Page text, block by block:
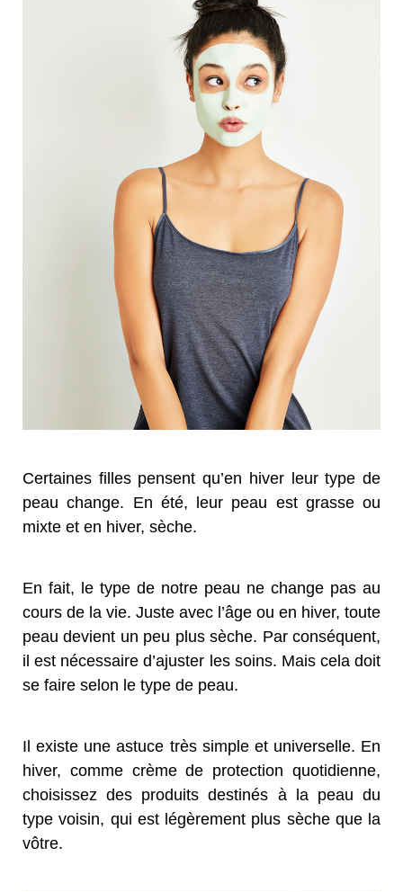
Certaines filles pensent qu’en hiver leur type de
peau change. En été, leur peau est grasse ou
mixte et en hiver, sèche.
En fait, le type de notre peau ne change pas au
cours de la vie. Juste avec l’âge ou en hiver, toute
peau devient un peu plus sèche. Par conséquent,
il est nécessaire d’ajuster les soins. Mais cela doit
se faire selon le type de peau.
Il existe une astuce très simple et universelle. En
hiver, comme crème de protection quotidienne,
choisissez des produits destinés à la peau du
type voisin, qui est légèrement plus sèche que la
vôtre.